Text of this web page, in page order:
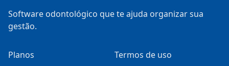
Software odontológico que te ajuda organizar sua
gestão.
Planos Termos de uso